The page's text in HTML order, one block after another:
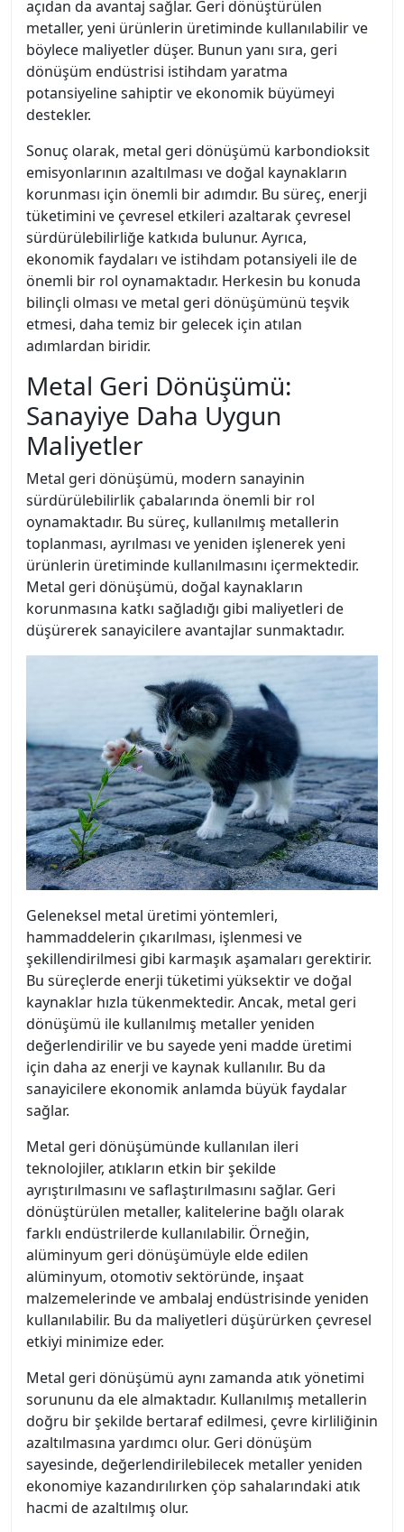
açıdan da avantaj sağlar. Geri dönüştürülen
metaller, yeni ürünlerin üretiminde kullanılabilir ve
böylece maliyetler düşer. Bunun yanı sıra, geri
dönüşüm endüstrisi istihdam yaratma
potansiyeline sahiptir ve ekonomik büyümeyi
destekler.
Sonuç olarak, metal geri dönüşümü karbondioksit
emisyonlarının azaltılması ve doğal kaynakların
korunması için önemli bir adımdır. Bu süreç, enerji
tüketimini ve çevresel etkileri azaltarak çevresel
sürdürülebilirliğe katkıda bulunur. Ayrıca,
ekonomik faydaları ve istihdam potansiyeli ile de
önemli bir rol oynamaktadır. Herkesin bu konuda
bilinçli olması ve metal geri dönüşümünü teşvik
etmesi, daha temiz bir gelecek için atılan
adımlardan biridir.
Metal Geri Dönüşümü:
Sanayiye Daha Uygun
Maliyetler
Metal geri dönüşümü, modern sanayinin
sürdürülebilirlik çabalarında önemli bir rol
oynamaktadır. Bu süreç, kullanılmış metallerin
toplanması, ayrılması ve yeniden işlenerek yeni
ürünlerin üretiminde kullanılmasını içermektedir.
Metal geri dönüşümü, doğal kaynakların
korunmasına katkı sağladığı gibi maliyetleri de
düşürerek sanayicilere avantajlar sunmaktadır.
Geleneksel metal üretimi yöntemleri,
hammaddelerin çıkarılması, işlenmesi ve
şekillendirilmesi gibi karmaşık aşamaları gerektirir.
Bu süreçlerde enerji tüketimi yüksektir ve doğal
kaynaklar hızla tükenmektedir. Ancak, metal geri
dönüşümü ile kullanılmış metaller yeniden
değerlendirilir ve bu sayede yeni madde üretimi
için daha az enerji ve kaynak kullanılır. Bu da
sanayicilere ekonomik anlamda büyük faydalar
sağlar.
Metal geri dönüşümünde kullanılan ileri
teknolojiler, atıkların etkin bir şekilde
ayrıştırılmasını ve saflaştırılmasını sağlar. Geri
dönüştürülen metaller, kalitelerine bağlı olarak
farklı endüstrilerde kullanılabilir. Örneğin,
alüminyum geri dönüşümüyle elde edilen
alüminyum, otomotiv sektöründe, inşaat
malzemelerinde ve ambalaj endüstrisinde yeniden
kullanılabilir. Bu da maliyetleri düşürürken çevresel
etkiyi minimize eder.
Metal geri dönüşümü aynı zamanda atık yönetimi
sorununu da ele almaktadır. Kullanılmış metallerin
doğru bir şekilde bertaraf edilmesi, çevre kirliliğinin
azaltılmasına yardımcı olur. Geri dönüşüm
sayesinde, değerlendirilebilecek metaller yeniden
ekonomiye kazandırılırken çöp sahalarındaki atık
hacmi de azaltılmış olur.